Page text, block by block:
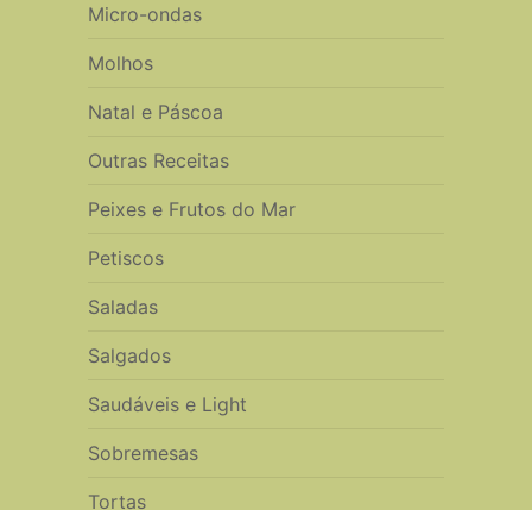
Micro-ondas
Molhos
Natal e Páscoa
Outras Receitas
Peixes e Frutos do Mar
Petiscos
Saladas
Salgados
Saudáveis e Light
Sobremesas
Tortas